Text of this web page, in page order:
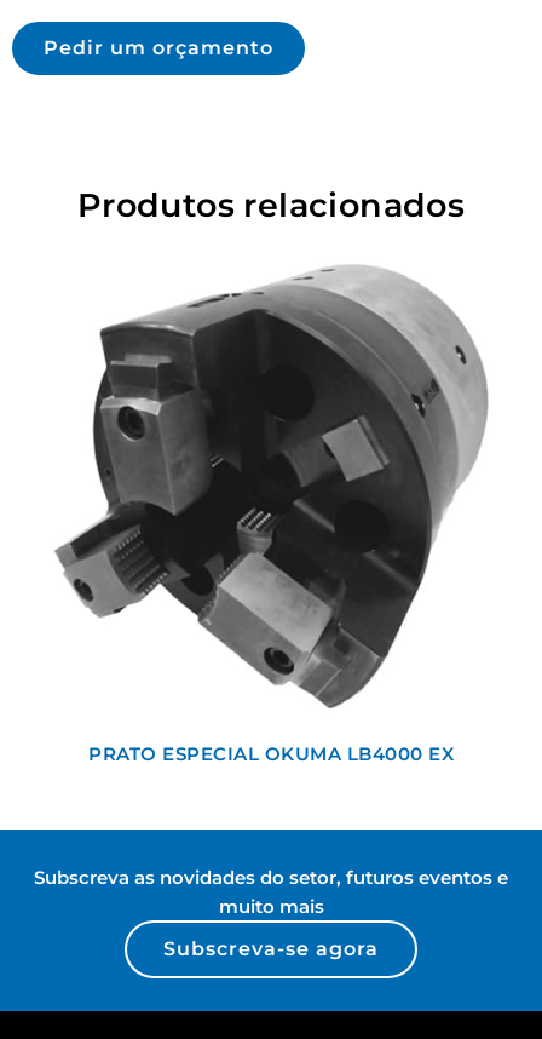
Pedir um orçamento
Produtos relacionados
PRATO ESPECIAL OKUMA LB4000 EX
Subscreva as novidades do setor, futuros eventos e
muito mais
Subscreva-se agora